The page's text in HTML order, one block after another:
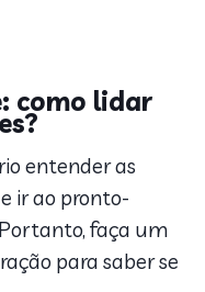
como lidar
entender as
ir ao pronto-
faça um
para saber se